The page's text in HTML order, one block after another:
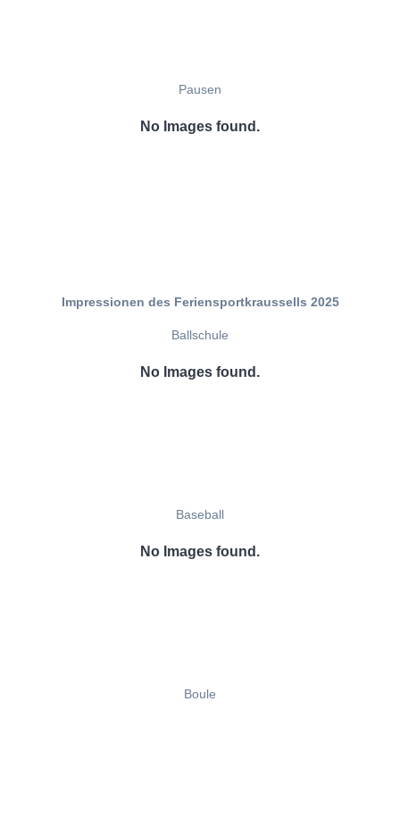
Pausen
No Images found.
Impressionen des Feriensportkraussells 2025
Ballschule
No Images found.
Baseball
No Images found.
Boule